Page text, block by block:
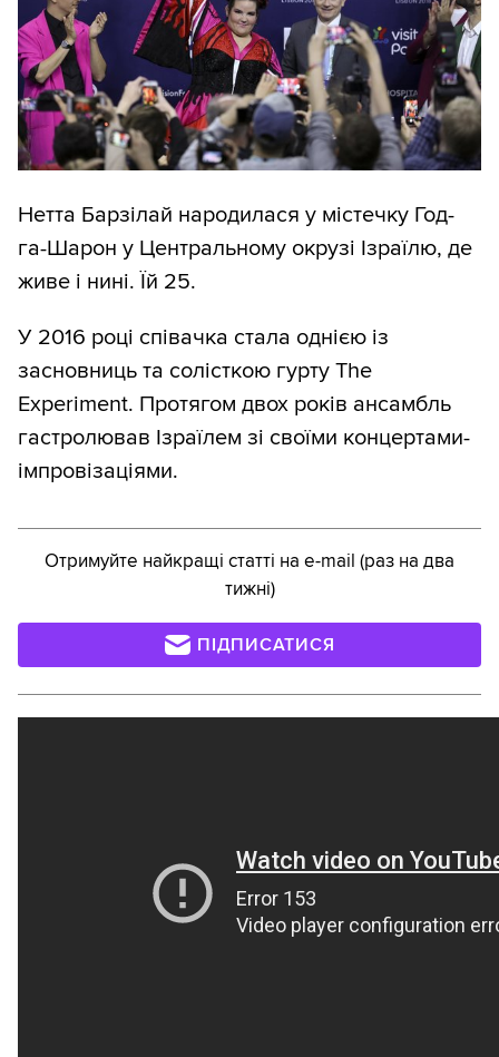
Нетта Барзілай народилася у містечку Год-
га-Шарон у Центральному окрузі Ізраїлю, де
живе і нині. Їй 25.
У 2016 році співачка стала однією із
засновниць та солісткою гурту The
Experiment. Протягом двох років ансамбль
гастролював Ізраїлем зі своїми концертами-
імпровізаціями.
Отримуйте найкращі статті на e-mail (раз на два
тижні)
ПІДПИСАТИСЯ